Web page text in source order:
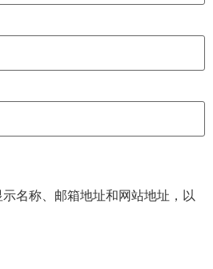
名称、邮箱地址和网站地址，以